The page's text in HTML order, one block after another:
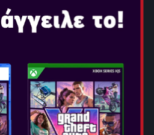
28 Φεβρουαρίου 2025 για
X|S και Steam για PC, η
πολυαγαπημένη σειρά των co-
την αδρεναλίνη του κυνηγιού
επίπεδα.